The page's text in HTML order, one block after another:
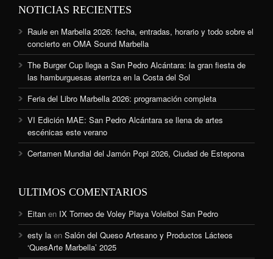
NOTICIAS RECIENTES
Raule en Marbella 2026: fecha, entradas, horario y todo sobre el
concierto en OMA Sound Marbella
The Burger Cup llega a San Pedro Alcántara: la gran fiesta de
las hamburguesas aterriza en la Costa del Sol
Feria del Libro Marbella 2026: programación completa
VI Edición MAE: San Pedro Alcántara se llena de artes
escénicas este verano
Certamen Mundial del Jamón Popi 2026, Ciudad de Estepona
ULTIMOS COMENTARIOS
Eitan en IX Torneo de Voley Playa Voleibol San Pedro
esty la en Salón del Queso Artesano y Productos Lácteos
‘QuesArte Marbella’ 2025